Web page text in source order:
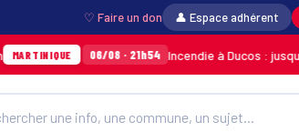
♡ Faire un don 👤 Espace adhérent
06/08 · 21h54 Incendie à Ducos : jusqu’à 7